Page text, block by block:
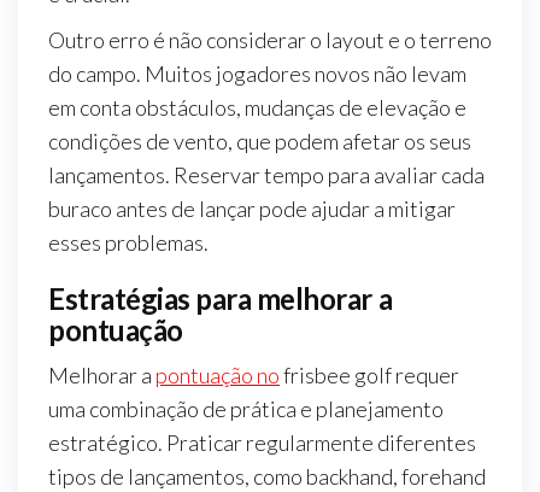
Outro erro é não considerar o layout e o terreno
do campo. Muitos jogadores novos não levam
em conta obstáculos, mudanças de elevação e
condições de vento, que podem afetar os seus
lançamentos. Reservar tempo para avaliar cada
buraco antes de lançar pode ajudar a mitigar
esses problemas.
Estratégias para melhorar a
pontuação
Melhorar a pontuação nofrisbee golf requer
uma combinação de prática e planejamento
estratégico. Praticar regularmente diferentes
tipos de lançamentos, como backhand, forehand